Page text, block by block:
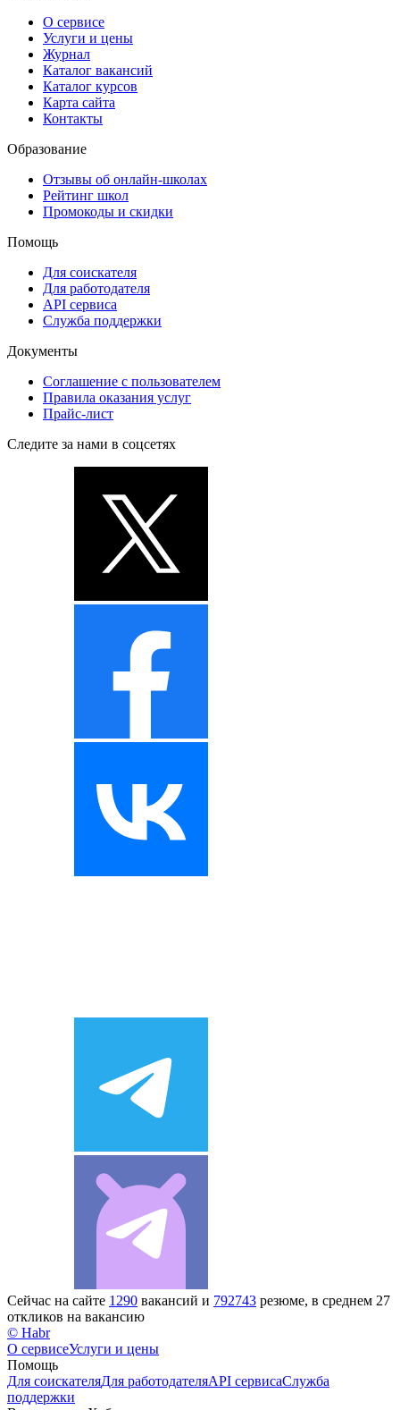
О сервисе
Услуги и цены
Журнал
Каталог вакансий
Каталог курсов
Карта сайта
Контакты
Образование
Отзывы об онлайн-школах
Рейтинг школ
Промокоды и скидки
Помощь
Для соискателя
Для работодателя
API сервиса
Служба поддержки
Документы
Соглашение с пользователем
Правила оказания услуг
Прайс-лист
Следите за нами в соцсетях
Сейчас на сайте 1290 вакансий и 792743 резюме, в среднем 27
откликов на вакансию
© Habr
О сервисеУслуги и цены
Помощь
Для соискателяДля работодателяAPI сервисаСлужба
поддержки